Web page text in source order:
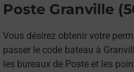
Poste Granville
Vous désirez obtenir votre
passer le code bateau à
les bureaux de Poste et les